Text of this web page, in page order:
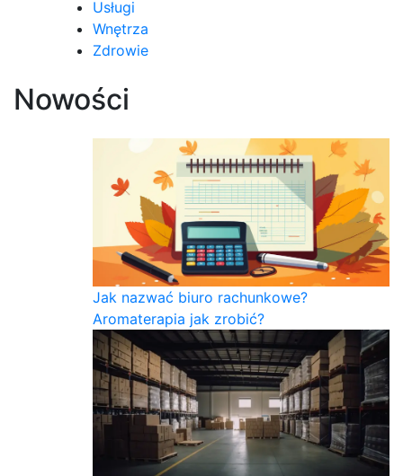
Usługi
Wnętrza
Zdrowie
Nowości
Jak nazwać biuro rachunkowe?
Aromaterapia jak zrobić?